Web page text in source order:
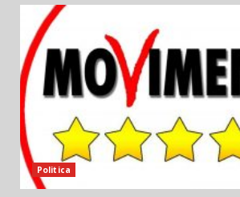
Politica